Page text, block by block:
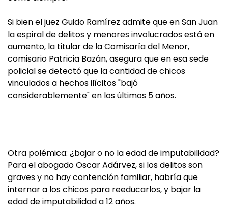
Si bien el juez Guido Ramírez admite que en San Juan
la espiral de delitos y menores involucrados está en
aumento, la titular de la Comisaría del Menor,
comisario Patricia Bazán, asegura que en esa sede
policial se detectó que la cantidad de chicos
vinculados a hechos ilícitos "bajó
considerablemente" en los últimos 5 años.
Otra polémica: ¿bajar o no la edad de imputabilidad?
Para el abogado Oscar Adárvez, si los delitos son
graves y no hay contención familiar, habría que
internar a los chicos para reeducarlos, y bajar la
edad de imputabilidad a 12 años.